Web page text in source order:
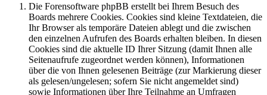
Die Forensoftware phpBB erstellt bei Ihrem Besuch des
Boards mehrere Cookies. Cookies sind kleine Textdateien, die
Ihr Browser als temporäre Dateien ablegt und die zwischen
den einzelnen Aufrufen des Boards erhalten bleiben. In diesen
Cookies sind die aktuelle ID Ihrer Sitzung (damit Ihnen alle
Seitenaufrufe zugeordnet werden können), Informationen
über die von Ihnen gelesenen Beiträge (zur Markierung dieser
als gelesen/ungelesen; sofern Sie nicht angemeldet sind)
sowie Informationen über Ihre Teilnahme an Umfragen